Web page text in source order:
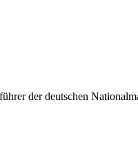
der deutschen